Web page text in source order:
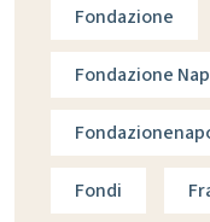
Fondazione
Fondazione
Fondi